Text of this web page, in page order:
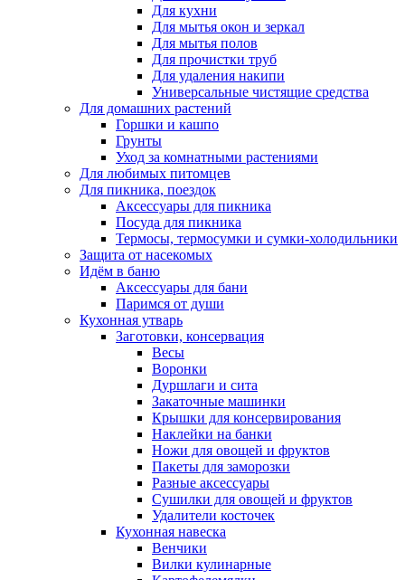
Для кухни
Для мытья окон и зеркал
Для мытья полов
Для прочистки труб
Для удаления накипи
Универсальные чистящие средства
Для домашних растений
Горшки и кашпо
Грунты
Уход за комнатными растениями
Для любимых питомцев
Для пикника, поездок
Аксессуары для пикника
Посуда для пикника
Термосы, термосумки и сумки-холодильники
Защита от насекомых
Идём в баню
Аксессуары для бани
Паримся от души
Кухонная утварь
Заготовки, консервация
Весы
Воронки
Дуршлаги и сита
Закаточные машинки
Крышки для консервирования
Наклейки на банки
Ножи для овощей и фруктов
Пакеты для заморозки
Разные аксессуары
Сушилки для овощей и фруктов
Удалители косточек
Кухонная навеска
Венчики
Вилки кулинарные